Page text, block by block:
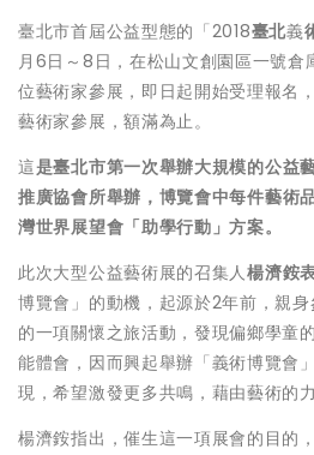
臺北市首屆公益型態的「2018臺北義
月6日～8日，在松山文創園區一號倉
位藝術家參展，即日起開始受理報名
藝術家參展，額滿為止。
這是臺北市第一次舉辦大規模的公益
推廣協會所舉辦， 博覽會中每件藝術
灣世界展望會「助學行動」方案。
此次大型公益藝術展的召集人楊濟銨
博覽會」的動機，起源於2年前，親
的一項關懷之旅活動，發現偏鄉學童
能體會，因而興起舉辦「義術博覽會
現，希望激發更多共鳴，藉由藝術的
楊濟銨指出，催生這一項展會的目的